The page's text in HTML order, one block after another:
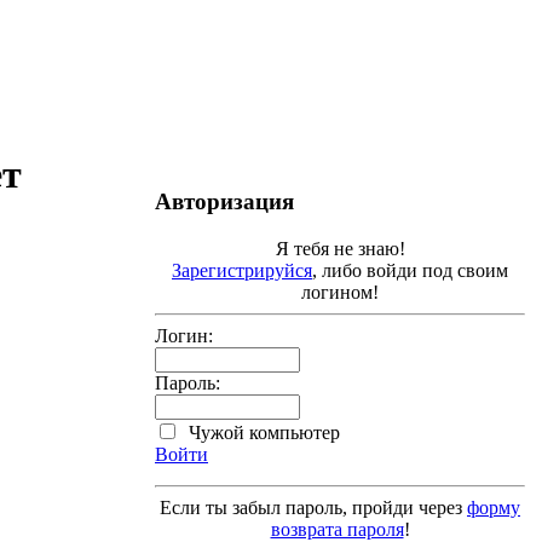
Авторизация
Я тебя не знаю!
Зарегистрируйся, либо войди под своим
логином!
Логин:
Пароль:
Чужой компьютер
Войти
Если ты забыл пароль, пройди через форму
возврата пароля!